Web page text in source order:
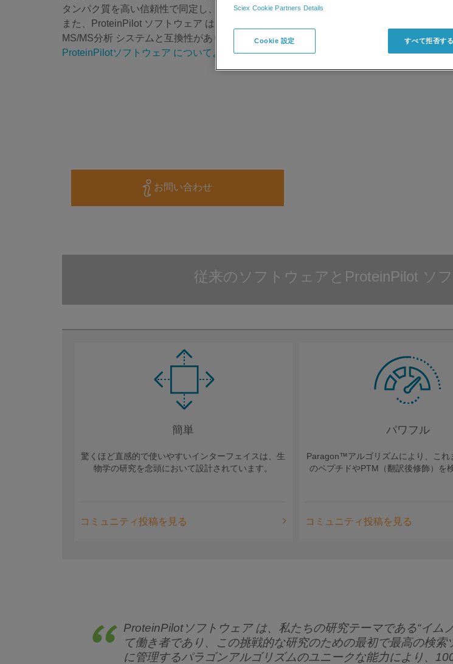
タンパク質を高い信頼性で同定し、多数の翻訳後修飾も同時に検索できるようになりまし
また、ProteinPilot ソフトウェア は、mgf形式を介してすべてのプロテオミクスで使用する
MS/MS分析 システムと互換性があります。
ProteinPilotソフトウェア についてより詳細な情報はこちらから >
お問い合わせ
従来のソフトウェアとProteinPilot ソ
簡単
驚くほど直感的で使いやすいインターフェイスは、生
物学の研究を念頭において設計されています。
コミュニティ投稿を見る
パワフル
Paragon™アルゴリズムにより、これ
のペプチドやPTM（翻訳後修飾）を
コミュニティ投稿を見る
ProteinPilotソフトウェア は、私たちの研究テーマである“イム
て働き者であり、この挑戦的な研究のための最初で最高の検
に管理するパラゴンアルゴリズムのユニークな能力により、
Sciex Cookie Partners Details
Cookie 設定 すべて拒否する